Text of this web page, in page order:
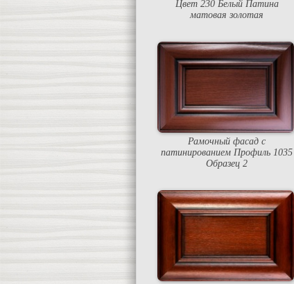
Цвет 230 Белый Патина
матовая золотая
Рамочный фасад с
патинированием Профиль 1035
Образец 2